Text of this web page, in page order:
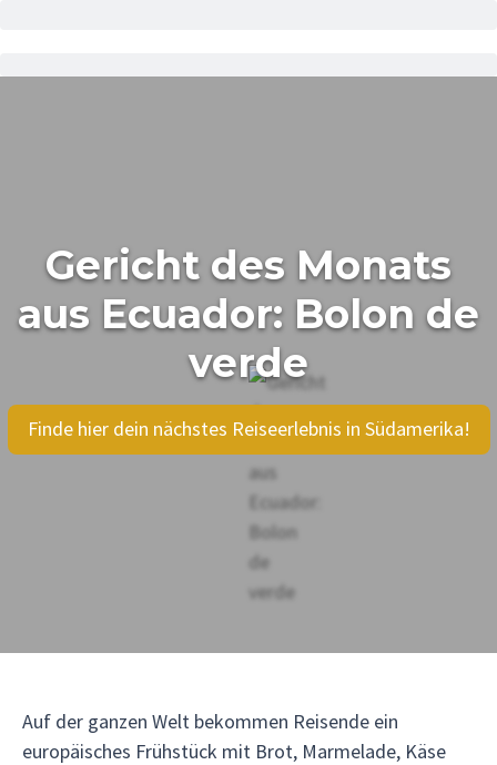
Gericht des Monats
aus Ecuador: Bolon de
verde
Finde hier dein nächstes Reiseerlebnis in Südamerika!
Auf der ganzen Welt bekommen Reisende ein
europäisches Frühstück mit Brot, Marmelade, Käse